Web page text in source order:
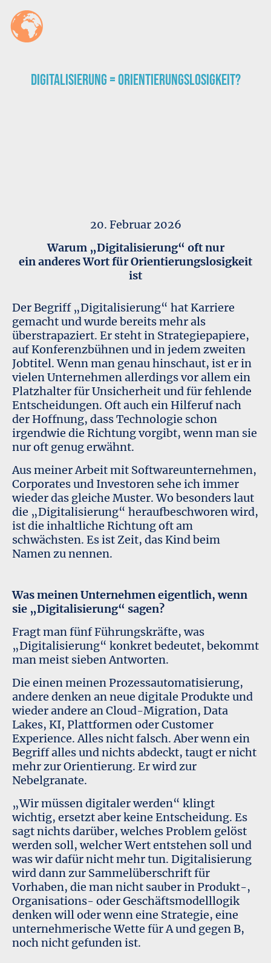
Digitalisierung = Orientierungslosigkeit?
20. Februar 2026
Warum „Digitalisierung“ oft nur
ein anderes Wort für Orientierungslosigkeit
ist
Der Begriff „Digitalisierung“ hat Karriere
gemacht und wurde bereits mehr als
überstrapaziert. Er steht in Strategiepapiere,
auf Konferenzbühnen und in jedem zweiten
Jobtitel. Wenn man genau hinschaut, ist er in
vielen Unternehmen allerdings vor allem ein
Platzhalter für Unsicherheit und für fehlende
Entscheidungen. Oft auch ein Hilferuf nach
der Hoffnung, dass Technologie schon
irgendwie die Richtung vorgibt, wenn man sie
nur oft genug erwähnt.
Aus meiner Arbeit mit Softwareunternehmen,
Corporates und Investoren sehe ich immer
wieder das gleiche Muster. Wo besonders laut
die „Digitalisierung“ heraufbeschworen wird,
ist die inhaltliche Richtung oft am
schwächsten. Es ist Zeit, das Kind beim
Namen zu nennen.
Was meinen Unternehmen eigentlich, wenn
sie „Digitalisierung“ sagen?
Fragt man fünf Führungskräfte, was
„Digitalisierung“ konkret bedeutet, bekommt
man meist sieben Antworten.
Die einen meinen Prozessautomatisierung,
andere denken an neue digitale Produkte und
wieder andere an Cloud-Migration, Data
Lakes, KI, Plattformen oder Customer
Experience. Alles nicht falsch. Aber wenn ein
Begriff alles und nichts abdeckt, taugt er nicht
mehr zur Orientierung. Er wird zur
Nebelgranate.
„Wir müssen digitaler werden“ klingt
wichtig, ersetzt aber keine Entscheidung. Es
sagt nichts darüber,welches Problem gelöst
werden soll,welcher Wertentstehen soll und
was wir dafür nicht mehr tun. Digitalisierung
wird dann zur Sammelüberschrift für
Vorhaben, die man nicht sauber in Produkt-,
Organisations- oder Geschäftsmodelllogik
denken will oder wenn eine Strategie, eine
unternehmerische Wette für A und gegen B,
noch nicht gefunden ist.